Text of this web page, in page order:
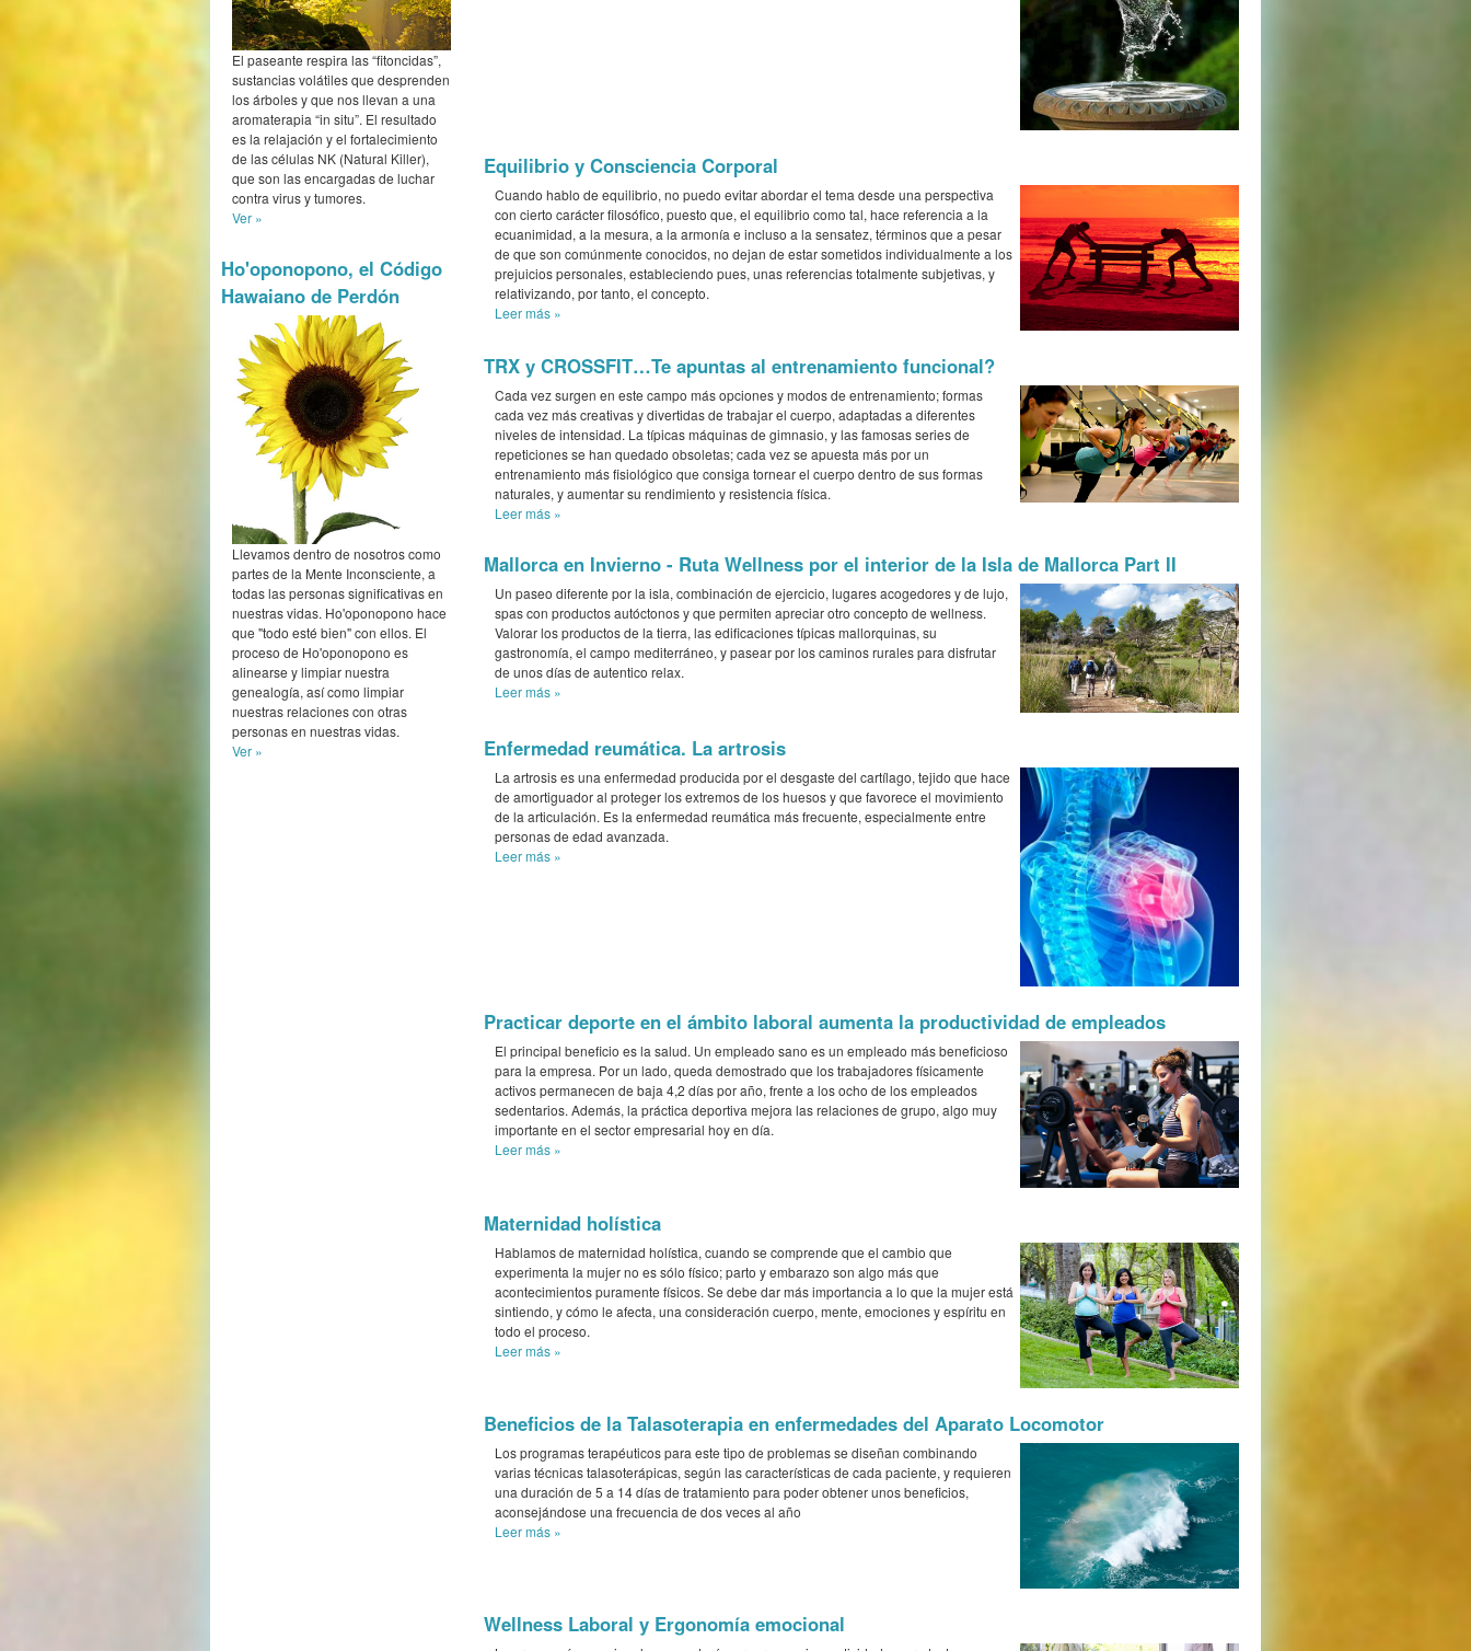
El paseante respira las “fitoncidas”,
sustancias volátiles que desprenden
los árboles y que nos llevan a una
aromaterapia “in situ”. El resultado
es la relajación y el fortalecimiento
de las células NK (Natural Killer),
que son las encargadas de luchar
contra virus y tumores.
Ver »
Ho'oponopono, el Código
Hawaiano de Perdón
Llevamos dentro de nosotros como
partes de la Mente Inconsciente, a
todas las personas significativas en
nuestras vidas. Ho'oponopono hace
que "todo esté bien" con ellos. El
proceso de Ho'oponopono es
alinearse y limpiar nuestra
genealogía, así como limpiar
nuestras relaciones con otras
personas en nuestras vidas.
Ver »
Equilibrio y Consciencia Corporal
Cuando hablo de equilibrio, no puedo evitar abordar el tema desde una perspectiva
con cierto carácter filosófico, puesto que, el equilibrio como tal, hace referencia a la
ecuanimidad, a la mesura, a la armonía e incluso a la sensatez, términos que a pesar
de que son comúnmente conocidos, no dejan de estar sometidos individualmente a los
prejuicios personales, estableciendo pues, unas referencias totalmente subjetivas, y
relativizando, por tanto, el concepto.
Leer más »
TRX y CROSSFIT…Te apuntas al entrenamiento funcional?
Cada vez surgen en este campo más opciones y modos de entrenamiento; formas
cada vez más creativas y divertidas de trabajar el cuerpo, adaptadas a diferentes
niveles de intensidad. La típicas máquinas de gimnasio, y las famosas series de
repeticiones se han quedado obsoletas; cada vez se apuesta más por un
entrenamiento más fisiológico que consiga tornear el cuerpo dentro de sus formas
naturales, y aumentar su rendimiento y resistencia física.
Leer más »
Mallorca en Invierno - Ruta Wellness por el interior de la Isla de Mallorca Part II
Un paseo diferente por la isla, combinación de ejercicio, lugares acogedores y de lujo,
spas con productos autóctonos y que permiten apreciar otro concepto de wellness.
Valorar los productos de la tierra, las edificaciones típicas mallorquinas, su
gastronomía, el campo mediterráneo, y pasear por los caminos rurales para disfrutar
de unos días de autentico relax.
Leer más »
Enfermedad reumática. La artrosis
La artrosis es una enfermedad producida por el desgaste del cartílago, tejido que hace
de amortiguador al proteger los extremos de los huesos y que favorece el movimiento
de la articulación. Es la enfermedad reumática más frecuente, especialmente entre
personas de edad avanzada.
Leer más »
Practicar deporte en el ámbito laboral aumenta la productividad de empleados
El principal beneficio es la salud. Un empleado sano es un empleado más beneficioso
para la empresa. Por un lado, queda demostrado que los trabajadores físicamente
activos permanecen de baja 4,2 días por año, frente a los ocho de los empleados
sedentarios. Además, la práctica deportiva mejora las relaciones de grupo, algo muy
importante en el sector empresarial hoy en día.
Leer más »
Maternidad holística
Hablamos de maternidad holística, cuando se comprende que el cambio que
experimenta la mujer no es sólo físico; parto y embarazo son algo más que
acontecimientos puramente físicos. Se debe dar más importancia a lo que la mujer está
sintiendo, y cómo le afecta, una consideración cuerpo, mente, emociones y espíritu en
todo el proceso.
Leer más »
Beneficios de la Talasoterapia en enfermedades del Aparato Locomotor
Los programas terapéuticos para este tipo de problemas se diseñan combinando
varias técnicas talasoterápicas, según las características de cada paciente, y requieren
una duración de 5 a 14 días de tratamiento para poder obtener unos beneficios,
aconsejándose una frecuencia de dos veces al año
Leer más »
Wellness Laboral y Ergonomía emocional